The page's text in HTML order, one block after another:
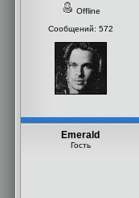
Offline
Сообщений: 572
Emerald
Гость